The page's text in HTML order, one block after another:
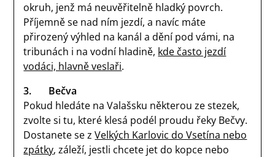
okruh, jenž má neuvěřitelně hladký povrch.
Příjemně se nad ním jezdí, a navíc máte
přirozený výhled na kanál a dění pod vámi, na
tribunách i na vodní hladině, kde často jezdí
vodáci, hlavně veslaři.
3. Bečva
Pokud hledáte na Valašsku některou ze stezek,
zvolte si tu, které klesá podél proudu řeky Bečvy.
Dostanete se zVelkých Karlovic do Vsetína nebo
zpátky, záleží, jestli chcete jet do kopce nebo